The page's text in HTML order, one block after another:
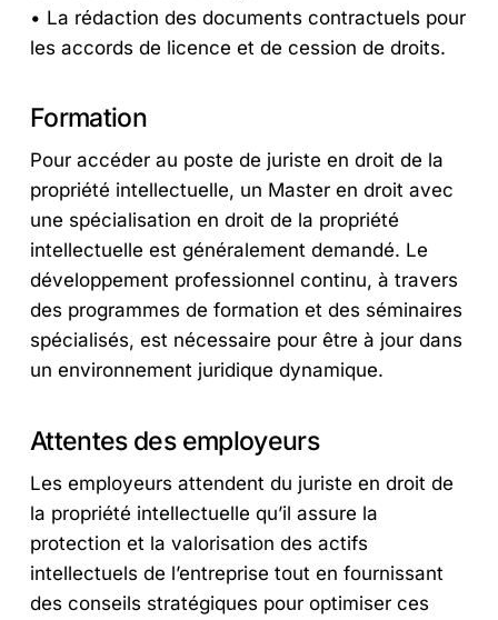
• La rédaction des documents contractuels pour
les accords de licence et de cession de droits.
Formation
Pour accéder au poste de juriste en droit de la
propriété intellectuelle, un Master en droit avec
une spécialisation en droit de la propriété
intellectuelle est généralement demandé. Le
développement professionnel continu, à travers
des programmes de formation et des séminaires
spécialisés, est nécessaire pour être à jour dans
un environnement juridique dynamique.
Attentes des employeurs
Les employeurs attendent du juriste en droit de
la propriété intellectuelle qu’il assure la
protection et la valorisation des actifs
intellectuels de l’entreprise tout en fournissant
des conseils stratégiques pour optimiser ces